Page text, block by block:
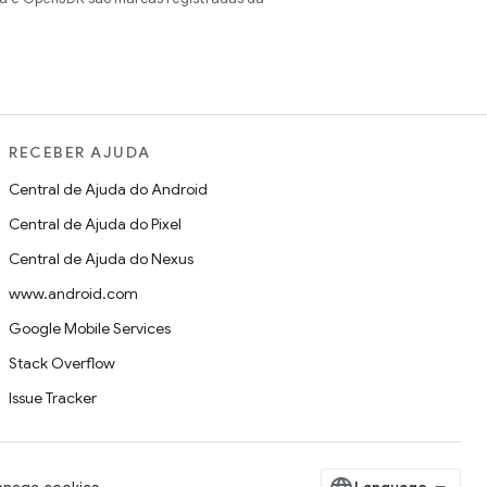
RECEBER AJUDA
Central de Ajuda do Android
Central de Ajuda do Pixel
Central de Ajuda do Nexus
www.android.com
Google Mobile Services
Stack Overflow
Issue Tracker